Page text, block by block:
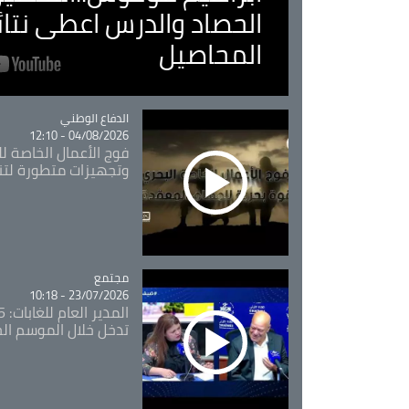
الحصاد والدرس اعطى
المحاصيل
Catégorie
الدفاع الوطني
04/08/2026 - 12:10
فوج الأعمال الخاصة
وتجهيزات متطورة
Catégorie
مجتمع
23/07/2026 - 10:18
تدخل خلال الموسم